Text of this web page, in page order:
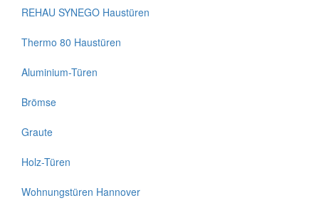
REHAU SYNEGO Haustüren
Thermo 80 Haustüren
Aluminium-Türen
Brömse
Graute
Holz-Türen
Wohnungstüren Hannover